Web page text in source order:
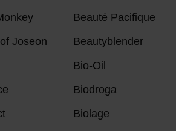
Beauté Pacifique
Joseon
Beautyblender
Bio-Oil
Biodroga
Biolage